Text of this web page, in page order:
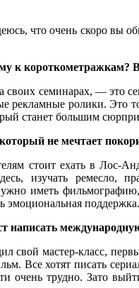
что очень скоро вы
к короткометражкам?
семинарах, — это
рекламные ролики. Это
станет большим
не мечтает
стоит ехать в Лос-
изучать ремесло,
иметь
эмоциональная
написать
свой мастер-класс,
Все хотят писать
очень трудно. Зато